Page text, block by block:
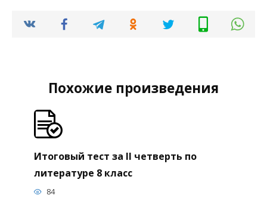
Похожие произведения
Итоговый тест за II четверть по
литературе 8 класс
84